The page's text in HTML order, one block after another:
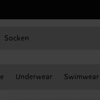
Socken
Underwear Swimwear